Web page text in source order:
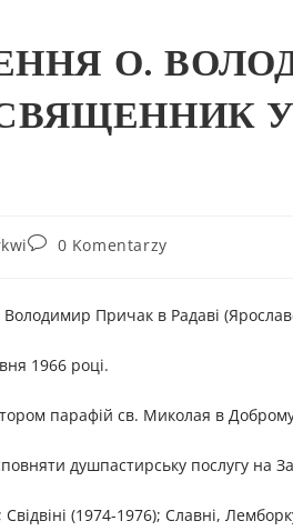
О.
0 Komentarzy
Причак в Радаві
1966 році.
парафій св. Миколая в Доброму
душпастирську послугу на
(1974-1976); Славні,